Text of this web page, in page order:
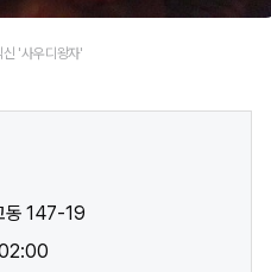
신 '사우디왕자'
동 147-19